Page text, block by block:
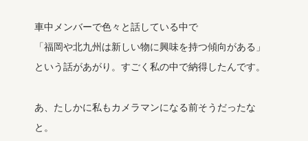
車中メンバーで色々と話している中で
「福岡や北九州は新しい物に興味を持つ傾向がある」
という話があがり。すごく私の中で納得したんです。
あ、たしかに私もカメラマンになる前そうだったな
と。